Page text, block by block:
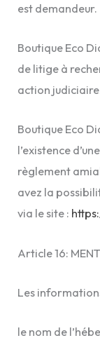
est demandeur.
Boutique Eco
de litige à
action
Boutique Eco
l’existence
règlement
avez la
via le site :
Article 16:
Les
le nom de